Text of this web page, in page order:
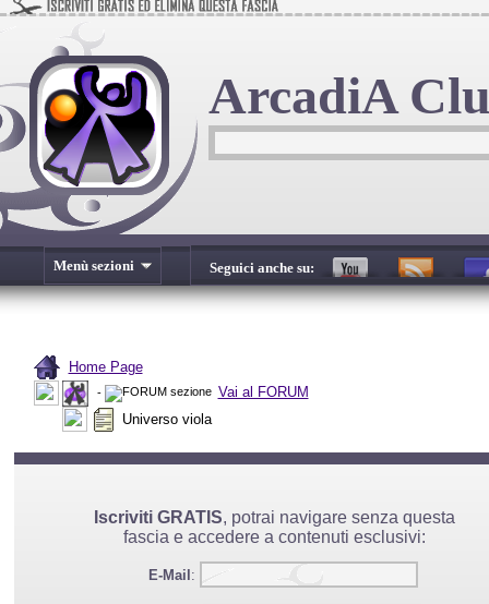
ArcadiA
Menù sezioni Seguici anche su:
Home Page
-
Vai al FORUM
Universo viola
Iscriviti GRATIS, potrai navigare senza questa
fascia e accedere a contenuti esclusivi:
E-Mail :